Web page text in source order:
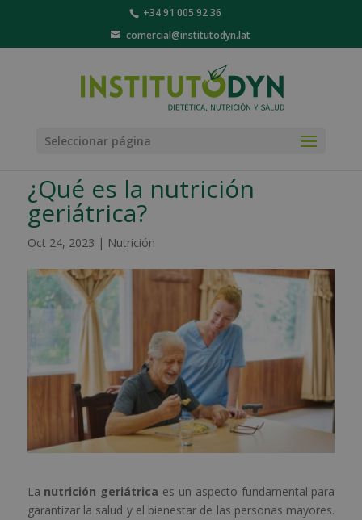
+34 91 005 92 36
comercial@institutodyn.lat
Seleccionar página
¿Qué es la nutrición
geriátrica?
Oct 24, 2023 | Nutrición
La nutrición geriátrica es un aspecto fundamental para
garantizar la salud y el bienestar de las personas mayores.